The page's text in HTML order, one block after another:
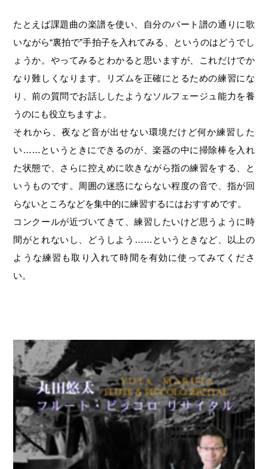
たとえば課題曲の楽譜を使い、自分のパート譜の通りに歌
いながら“裏拍で”手拍子を入れてみる、というのはどうでし
ょうか。やってみるとわかると思いますが、これだけでか
なり難しくなります。リズムを正確にとるための練習にな
り、前の質問でお話ししたようなソルフェージュ能力を養
うのにも役立ちますよ。
それから、夜など音が出せない環境だけど何か練習した
い……というときにできるのが、楽器の中に掃除棒を入れ
た状態で、さらに控えめに吹きながら指の練習をする、と
いうものです。周囲の迷惑にならない程度の音で、指が回
らないところなどを集中的に練習するにはおすすめです。
コンクールが近づいてきて、練習したいけど思うように時
間がとれないし、どうしよう……というときなど、以上の
ような練習も取り入れて時間を有効に使ってみてくださ
い。